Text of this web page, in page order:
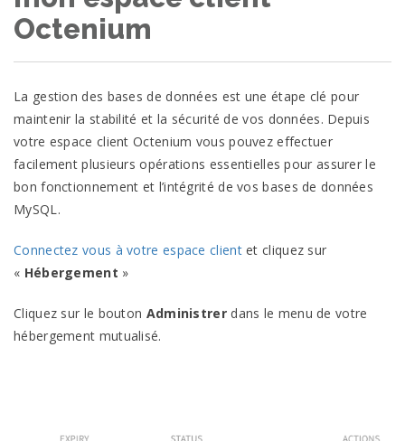
Octenium
La gestion des bases de données est une étape clé pour
maintenir la stabilité et la sécurité de vos données. Depuis
votre espace client Octenium vous pouvez effectuer
facilement plusieurs opérations essentielles pour assurer le
bon fonctionnement et l’intégrité de vos bases de données
MySQL.
Connectez vous à votre espace clientet cliquez sur
« Hébergement »
Cliquez sur le bouton Administrer dans le menu de votre
hébergement mutualisé.